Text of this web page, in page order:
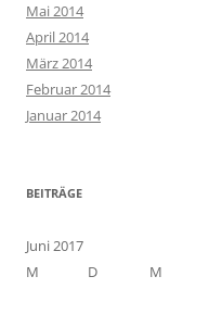
Mai 2014
April 2014
März 2014
Februar 2014
Januar 2014
BEITRÄGE
Juni 2017
M
D M